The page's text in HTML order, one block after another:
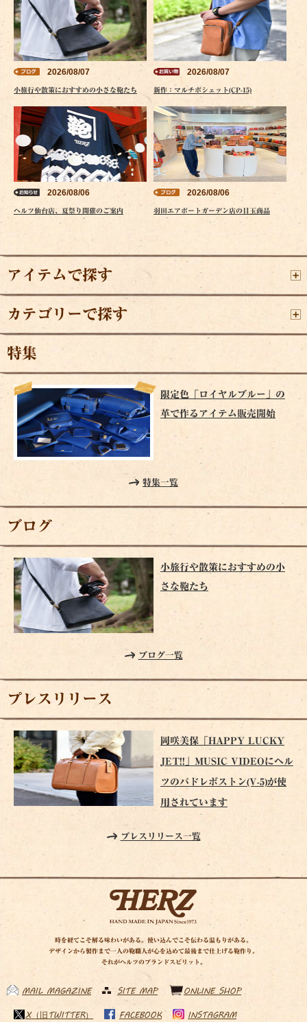
2026/08/07
小旅行や散策におすすめの小さな鞄たち
2026/08/07
新作：マルチポシェット(CP-15)
2026/08/06
ヘルツ仙台店、夏祭り開催のご案内
2026/08/06
羽田エアポートガーデン店の目玉商品
アイテムで探す
カテゴリーで探す
特集
限定色「ロイヤルブルー」の
革で作るアイテム販売開始
特集一覧
ブログ
小旅行や散策におすすめの小
さな鞄たち
ブログ一覧
プレスリリース
岡咲美保「HAPPY LUCKY
JET!!」MUSIC VIDEOにヘル
ツのパドレボストン(V-5)が使
用されています
プレスリリース一覧
時を経てこそ解る味わいがある。使い込んでこそ伝わる温もりがある。
デザインから製作まで一人の鞄職人が心を込めて最後まで仕上げる鞄作り。
それがヘルツのブランドスピリット。
MAIL MAGAZINE SITE MAP ONLINE SHOP
X（旧TWITTER） FACEBOOK INSTAGRAM